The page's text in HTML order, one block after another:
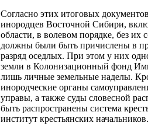
Согласно этих итоговых
инородцев Восточной Сибири,
области, в волевом порядке, без их
должны были быть причислены в
разряд оседлых. При этом у них
земли в Колонизационный фонд
лишь личные земельные наделы.
инородческие органы
управы, а также суды словесной
быть распространены система
институт крестьянских начальников.